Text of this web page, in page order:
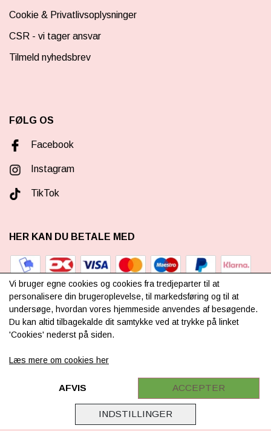
Cookie & Privatlivsoplysninger
CSR - vi tager ansvar
Tilmeld nyhedsbrev
FØLG OS
Facebook
Instagram
TikTok
HER KAN DU BETALE MED
TILMELD NYHEDSBREV
TILMELD DIG VORES
Vi bruger egne cookies og cookies fra tredjeparter til at
personalisere din brugeroplevelse, til markedsføring og til at
undersøge, hvordan vores hjemmeside anvendes af besøgende.
Du kan altid tilbagekalde dit samtykke ved at trykke på linket
'Cookies' nederst på siden.
Læs mere om cookies her
INDSTILLINGER
AFVIS ACCEPTER